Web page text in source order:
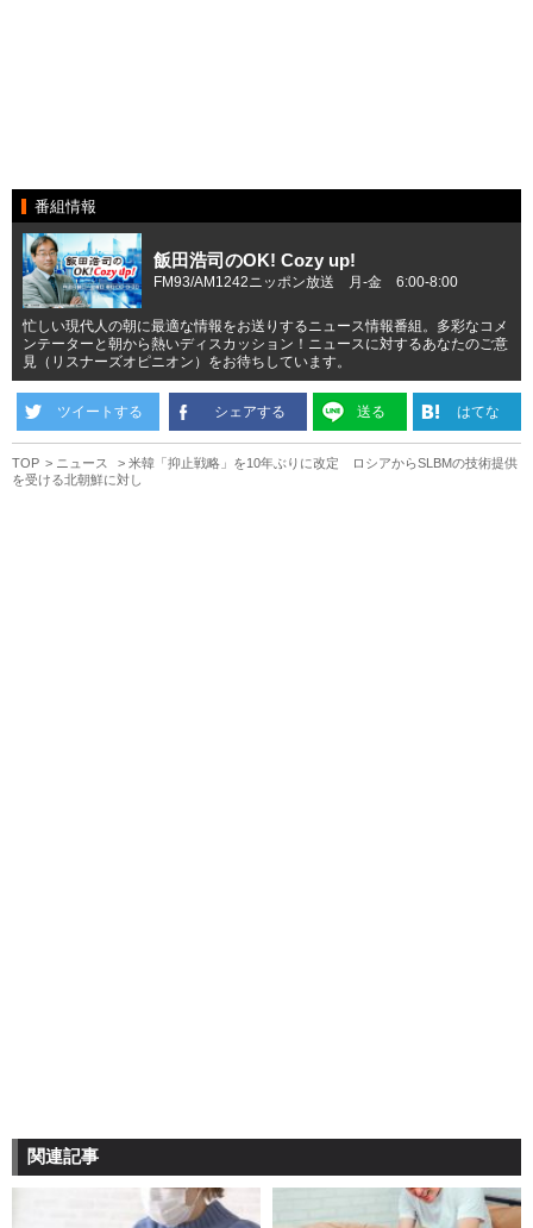
番組情報
飯田浩司のOK! Cozy up!
FM93/AM1242ニッポン放送 月-金 6:00-8:00
忙しい現代人の朝に最適な情報をお送りするニュース情報番組。多彩なコメ
ンテーターと朝から熱いディスカッション！ニュースに対するあなたのご意
見（リスナーズオピニオン）をお待ちしています。
ツイートする シェアする 送る はてな
TOP ニュース
米韓「抑止戦略」を10年ぶりに改定 ロシアからSLBMの技術提供
を受ける北朝鮮に対し
関連記事